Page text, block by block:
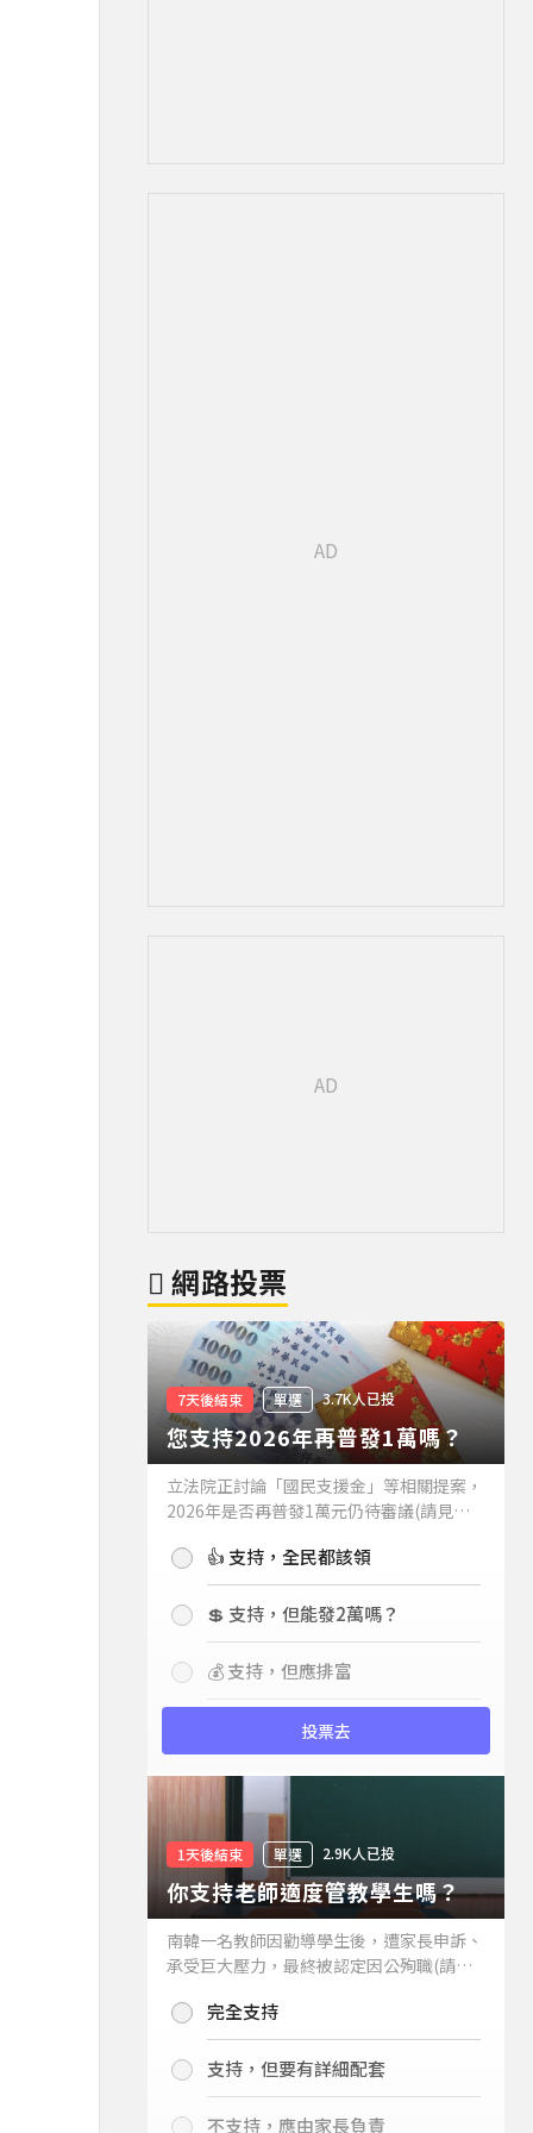
網路投票
7天後結束 單選 3.7K人已投
您支持2026年再普發1萬嗎？
立法院正討論「國民支援金」等相關提案，
2026年是否再普發1萬元仍待審議(請見下
持嗎？👍 支持，全民都該領
💲 支持，但能發2萬嗎？
💰 支持，但應排富
投票去
1天後結束 單選 2.9K人已投
你支持老師適度管教學生嗎？
南韓一名教師因勸導學生後，遭家長申訴、
承受巨大壓力，最終被認定因公殉職(請見
你支持老師適度管教學生嗎？
完全支持
支持，但要有詳細配套
不支持，應由家長負責